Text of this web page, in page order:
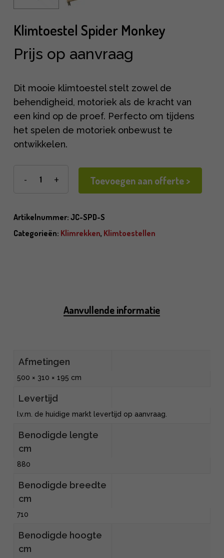
Klimtoestel Spider Monkey
Prijs op aanvraag
Dit mooie klimtoestel stelt zowel de
behendigheid, motoriek als de kracht van
een kind op de proef. Perfecto om tijdens
het spelen de motoriek onbewust te
ontwikkelen.
Toevoegen aan offerte >
Artikelnummer: JC-SPD-S
Categorieën: Klimrekken, Klimtoestellen
Aanvullende informatie
Afmetingen
500 × 310 × 195 cm
Levertijd
I.v.m. de huidige markt levertijd op aanvraag.
Benodigde lengte
cm
880
Benodigde breedte
cm
710
Benodigde hoogte
cm